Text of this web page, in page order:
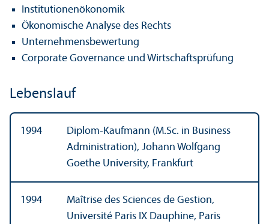
Institutionen­ökonomik
Ökonomische Analyse des Rechts
Unter­nehmens­bewertung
Corporate Governance und Wirtschafts­prüfung
Lebens­lauf
1994
Diplom-Kaufmann (M.Sc. in Business
Administration), Johann Wolfgang
Goethe University, Frankfurt
1994
Maîtrise des Sciences de Gestion,
Université Paris IX Dauphine, Paris